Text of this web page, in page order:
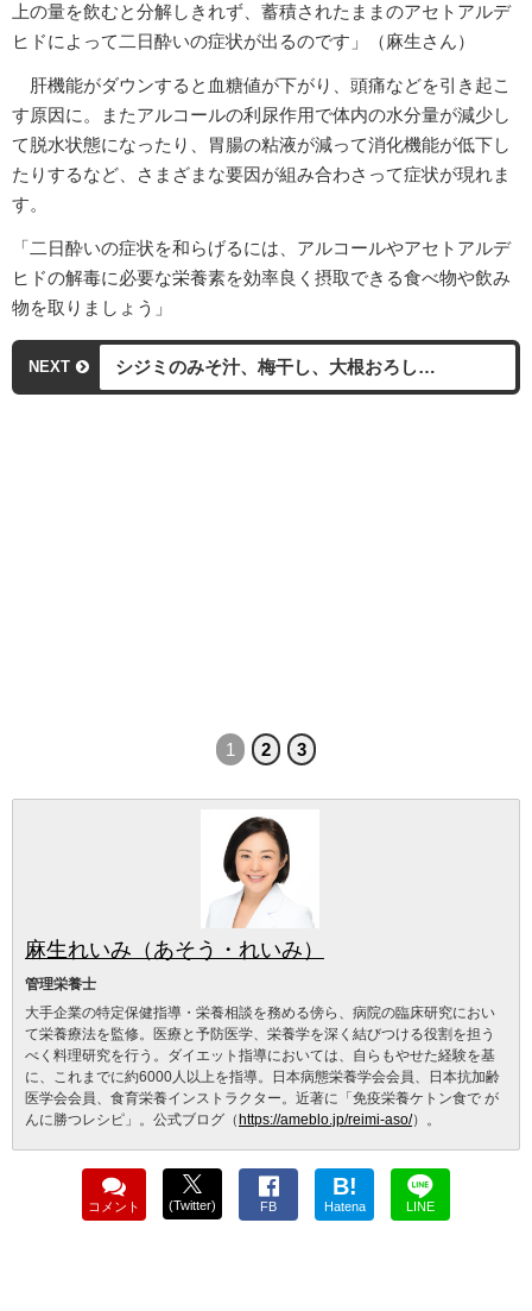
上の量を飲むと分解しきれず、蓄積されたままのアセトアルデ
ヒドによって二日酔いの症状が出るのです」（麻生さん）
肝機能がダウンすると血糖値が下がり、頭痛などを引き起こ
す原因に。またアルコールの利尿作用で体内の水分量が減少し
て脱水状態になったり、胃腸の粘液が減って消化機能が低下し
たりするなど、さまざまな要因が組み合わさって症状が現れま
す。
「二日酔いの症状を和らげるには、アルコールやアセトアルデ
ヒドの解毒に必要な栄養素を効率良く摂取できる食べ物や飲み
物を取りましょう」
NEXT シジミのみそ汁、梅干し、大根おろし…
1 2 3
麻生れいみ（あそう・れいみ）
管理栄養士
大手企業の特定保健指導・栄養相談を務める傍ら、病院の臨床研究におい
て栄養療法を監修。医療と予防医学、栄養学を深く結びつける役割を担う
べく料理研究を行う。ダイエット指導においては、自らもやせた経験を基
に、これまでに約6000人以上を指導。日本病態栄養学会会員、日本抗加齢
医学会会員、食育栄養インストラクター。近著に「免疫栄養ケトン食で が
んに勝つレシピ」。公式ブログ（ https://ameblo.jp/reimi-aso/）。
コメント (Twitter) FB
B!
Hatena LINE